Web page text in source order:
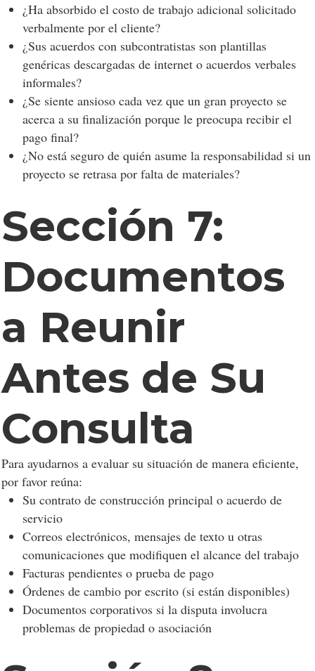
¿Ha absorbido el costo de trabajo adicional solicitado
verbalmente por el cliente?
¿Sus acuerdos con subcontratistas son plantillas
genéricas descargadas de internet o acuerdos verbales
informales?
¿Se siente ansioso cada vez que un gran proyecto se
acerca a su finalización porque le preocupa recibir el
pago final?
¿No está seguro de quién asume la responsabilidad si un
proyecto se retrasa por falta de materiales?
Sección 7:
Documentos
a Reunir
Antes de Su
Consulta
Para ayudarnos a evaluar su situación de manera eficiente,
por favor reúna:
Su contrato de construcción principal o acuerdo de
servicio
Correos electrónicos, mensajes de texto u otras
comunicaciones que modifiquen el alcance del trabajo
Facturas pendientes o prueba de pago
Órdenes de cambio por escrito (si están disponibles)
Documentos corporativos si la disputa involucra
problemas de propiedad o asociación